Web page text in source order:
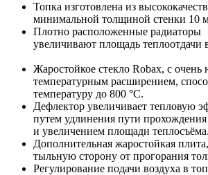
Топка изготовлена из
минимальной толщиной стенки 10
Плотно расположенные радиаторы
увеличивают площадь
Жаростойкое стекло Robax, с очень
температурным расширением,
температуру до 800 °С.
Дефлектор увеличивает тепловую
путем удлинения пути
и увеличением площади теплосъёма.
Дополнительная жаростойкая
тыльную сторону от прогорания
Регулирование подачи воздуха в